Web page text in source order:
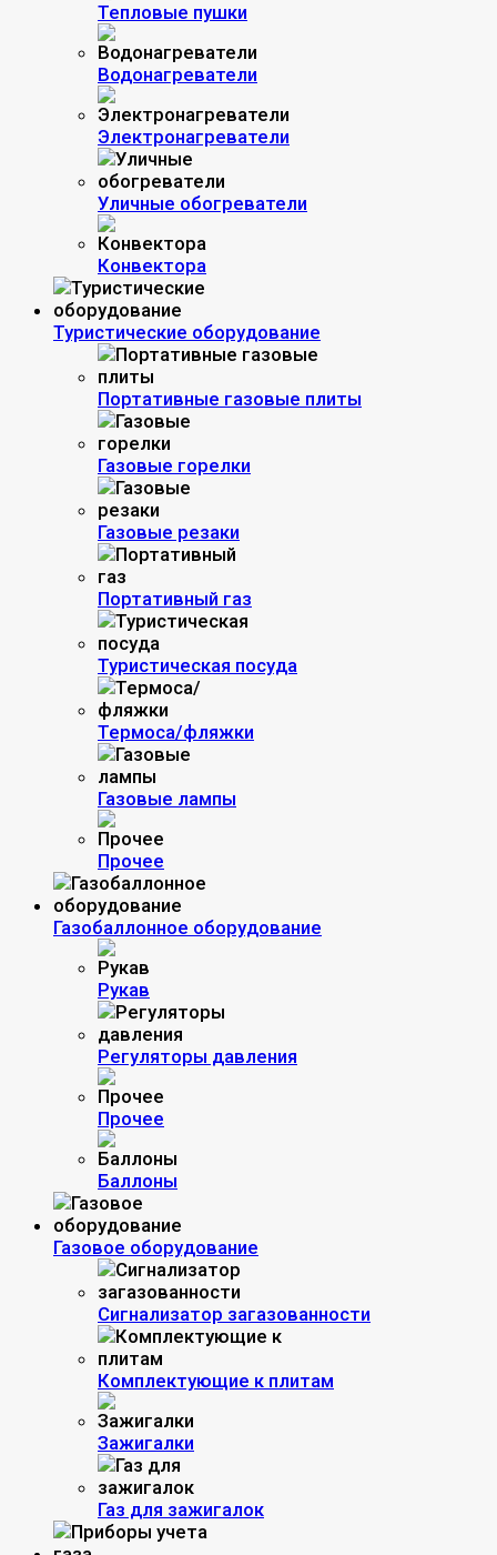
Тепловые пушки
Водонагреватели
Электронагреватели
Уличные обогреватели
Конвектора
Туристические оборудование
Портативные газовые плиты
Газовые горелки
Газовые резаки
Портативный газ
Туристическая посуда
Термоса/фляжки
Газовые лампы
Прочее
Газобаллонное оборудование
Рукав
Регуляторы давления
Прочее
Баллоны
Газовое оборудование
Сигнализатор загазованности
Комплектующие к плитам
Зажигалки
Газ для зажигалок